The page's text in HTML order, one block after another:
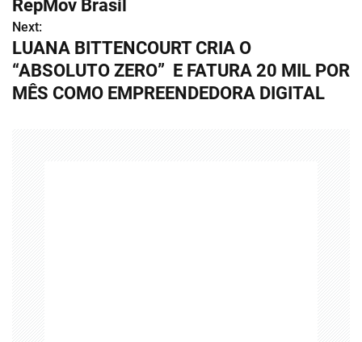
v
e
g
RepMov Brasil
Next:
LUANA BITTENCOURT CRIA O
“ABSOLUTO ZERO” E FATURA 20 MIL POR
MÊS COMO EMPREENDEDORA DIGITAL